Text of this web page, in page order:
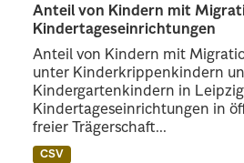
Anteil von Kindern mit
Kindertageseinrichtungen
Anteil von Kindern mit
unter Kinderkrippenkindern
Kindergartenkindern in
Kindertageseinrichtungen in
freier Trägerschaft...
CSV